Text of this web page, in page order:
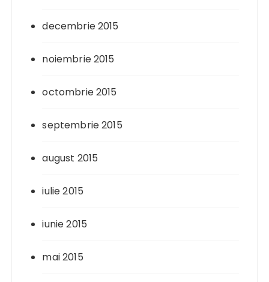
decembrie 2015
noiembrie 2015
octombrie 2015
septembrie 2015
august 2015
iulie 2015
iunie 2015
mai 2015